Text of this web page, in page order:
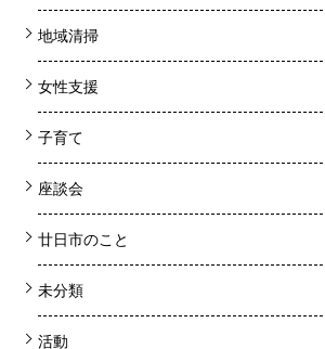
地域清掃
女性支援
子育て
座談会
廿日市のこと
未分類
活動